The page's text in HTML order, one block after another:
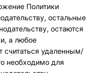
Политики
остальные
остаются
а любое
считаться удаленным/
необходимо для